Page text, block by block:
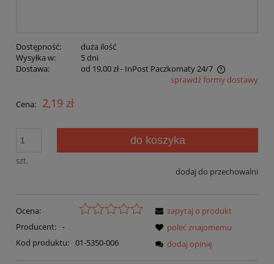
Dostępność:
duża ilość
Wysyłka w:
5 dni
Dostawa:
od 19,00 zł- InPost Paczkomaty 24/7
Cena nie zawiera ewentualnych kosztów płatnościsprawdź formy dostawy
Cena: 2,19 zł
szt.
do koszyka
dodaj do przechowalni
Ocena:
Producent: -
Kod produktu: 01-5350-006
zapytaj o produkt
poleć znajomemu
dodaj opinię